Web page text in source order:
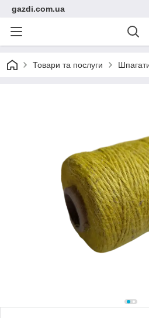
gazdi.com.ua
Товари та послуги